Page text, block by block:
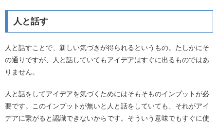
人と話す
人と話すことで、新しい気づきが得られるというもの。たしかにそ
の通りですが、人と話していてもアイデアはすぐに出るものではあ
りません。
人と話をしてアイデアを気づくためにはそもそものインプットが必
要です。このインプットが無いと人と話をしていても、それがアイ
デアに繋がると認識できないからです。そういう意味でもすぐに使